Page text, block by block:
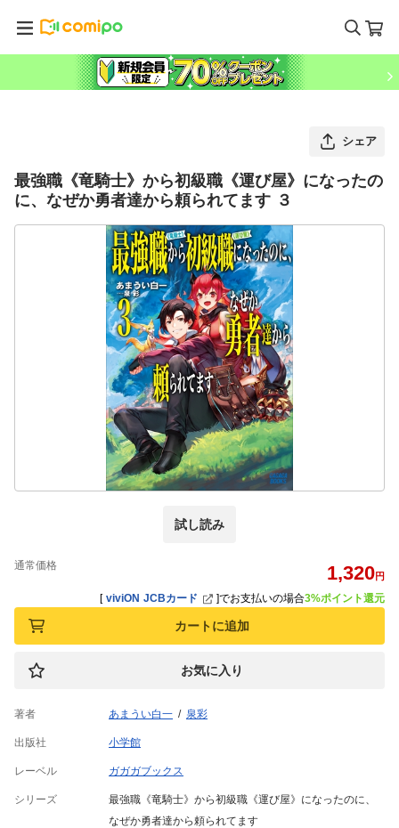
シェア
最強職《竜騎士》から初級職《運び屋》になったの
に、なぜか勇者達から頼られてます ３
試し読み
通常価格 1,320円
[ viviON JCBカード ]でお支払いの場合3%ポイント還元
カートに追加
お気に入り
著者 あまうい白一 泉彩
出版社 小学館
レーベル ガガガブックス
シリーズ
最強職《竜騎士》から初級職《運び屋》になったのに、
なぜか勇者達から頼られてます